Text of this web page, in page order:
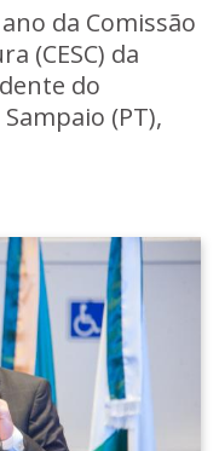
da Comissão
(CESC) da
do
(PT),